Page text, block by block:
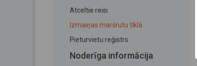
Atceltie reisi
Izmaiņas maršrutu tīklā
Pieturvietu reģistrs
Noderīga informācija